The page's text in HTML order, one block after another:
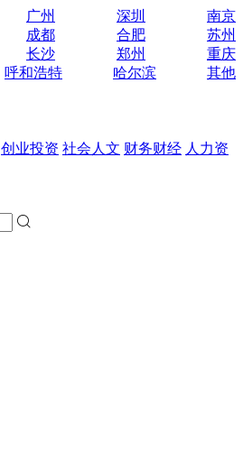
广州 深圳
南京
成都 合肥
苏州
长沙 郑州
重庆
呼和浩特 哈尔滨
其他
创业投资 社会人文 财务财经 人力资